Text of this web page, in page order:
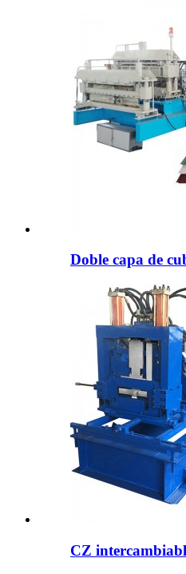
Doble capa de
CZ